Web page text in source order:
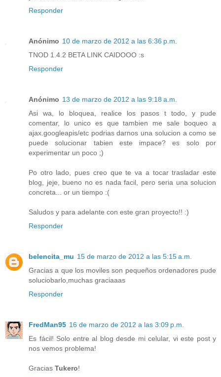
Responder
Anónimo 10 de marzo de 2012 a las 6:36 p.m.
TNOD 1.4.2 BETA LINK CAIDOOO :s
Responder
Anónimo 13 de marzo de 2012 a las 9:18 a.m.
Asi wa, lo bloquea, realice los pasos t todo, y pude
comentar, lo unico es que tambien me sale boqueo a
ajax.googleapis/etc podrias darnos una solucion a como se
puede solucionar tabien este impace? es solo por
experimentar un poco ;)
Po otro lado, pues creo que te va a tocar trasladar este
blog, jeje, bueno no es nada facil, pero seria una solucion
concreta... or un tiempo :(
Saludos y para adelante con este gran proyecto!! :)
Responder
belencita_mu 15 de marzo de 2012 a las 5:15 a.m.
Gracias a que los moviles son pequeños ordenadores pude
soluciobarlo,muchas graciaaas
Responder
FredMan95 16 de marzo de 2012 a las 3:09 p.m.
Es fácil! Solo entre al blog desde mi celular, vi este post y
nos vemos problema!
Gracias Tukero!